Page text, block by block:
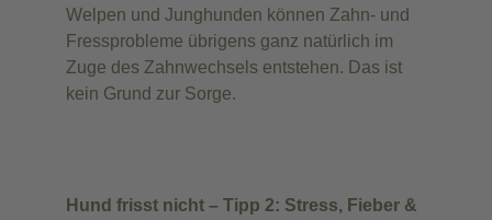
Welpen und Junghunden können Zahn- und
Fressprobleme übrigens ganz natürlich im
Zuge des Zahnwechsels entstehen. Das ist
kein Grund zur Sorge.
Hund frisst nicht – Tipp 2: Stress, Fieber &